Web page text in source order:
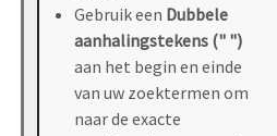
Gebruik een Dubbele
aanhalingstekens (" ")
aan het begin en einde
van uw zoektermen om
naar de exacte